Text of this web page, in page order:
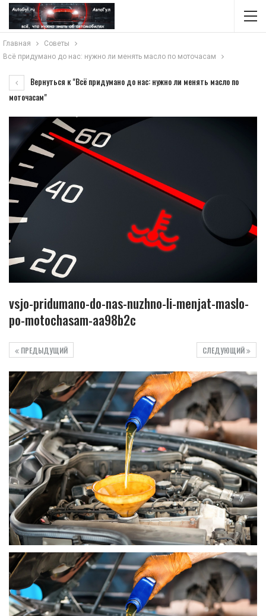
Главная
Советы
Всё придумано до нас: нужно ли менять масло по моточасам
Вернуться к "Всё придумано до нас: нужно ли менять масло по
моточасам"
vsjo-pridumano-do-nas-nuzhno-li-menjat-maslo-
po-motochasam-aa98b2c
СЛЕДУЮЩИЙ
ПРЕДЫДУЩИЙ